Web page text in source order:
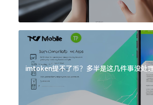
imtoken提不了币？多半是这几件事没处